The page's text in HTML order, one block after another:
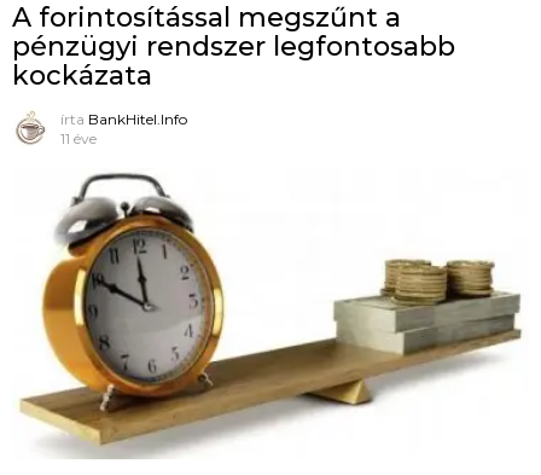
A forintosítással megszűnt a
pénzügyi rendszer legfontosabb
kockázata
írta BankHitel.Info
11 éve